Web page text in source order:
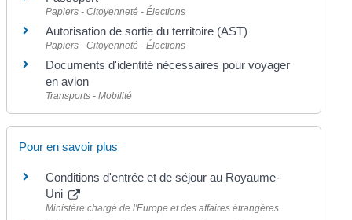
Papiers - Citoyenneté - Élections
Autorisation de sortie du territoire (AST)
Papiers - Citoyenneté - Élections
Documents d'identité nécessaires pour voyager
en avion
Transports - Mobilité
Pour en savoir plus
Conditions d'entrée et de séjour au Royaume-
Uni
Ministère chargé de l'Europe et des affaires étrangères